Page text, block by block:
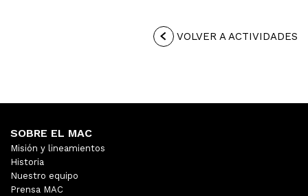
VOLVER A ACTIVIDADES
SOBRE EL MAC
Misión y lineamientos
Historia
Nuestro equipo
Prensa MAC